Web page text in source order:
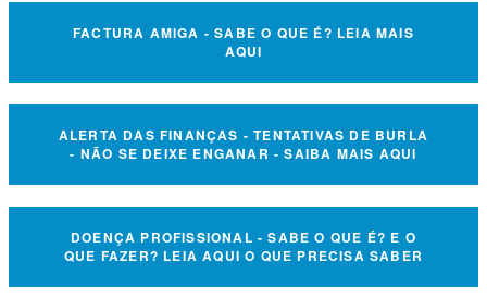
FACTURA AMIGA - SABE O QUE É? LEIA MAIS
AQUI
ALERTA DAS FINANÇAS - TENTATIVAS DE BURLA
- NÃO SE DEIXE ENGANAR - SAIBA MAIS AQUI
DOENÇA PROFISSIONAL - SABE O QUE É? E O
QUE FAZER? LEIA AQUI O QUE PRECISA SABER